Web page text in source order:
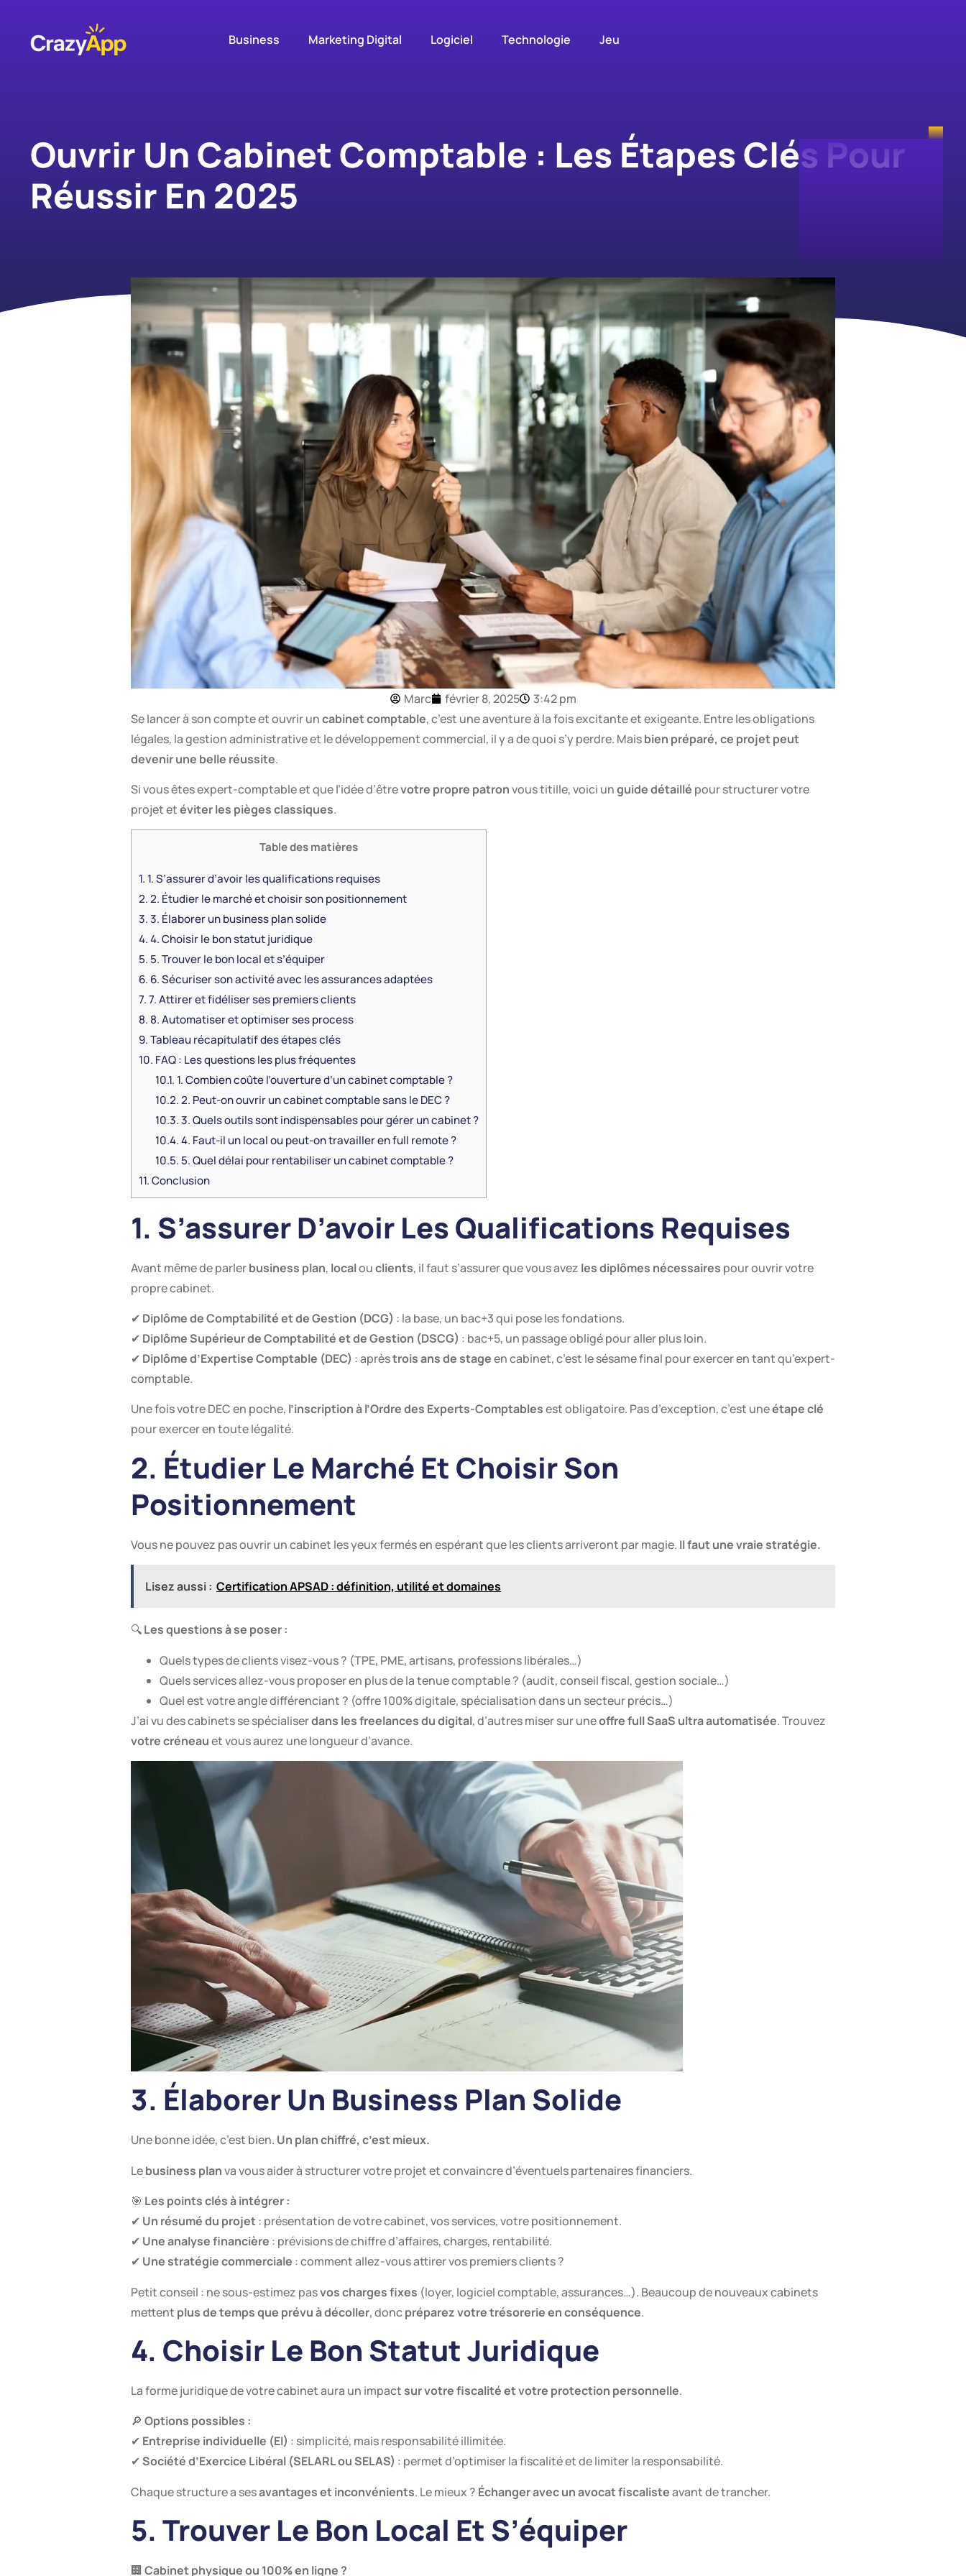
Business Marketing Digital Logiciel Technologie Jeu
Ouvrir Un Cabinet Comptable : Les Étapes Clés Pour
Réussir En 2025
Marc février 8, 2025
3:42 pm
Se lancer à son compte et ouvrir uncabinet comptable, c’est une aventure à la fois excitante et exigeante. Entre les obligations
légales, la gestion administrative et le développement commercial, il y a de quoi s’y perdre. Maisbien préparé, ce projet peut
devenir une belle réussite.
Si vous êtes expert-comptable et que l’idée d’êtrevotre propre patronvous titille, voici unguide détaillé pour structurer votre
projet etéviter les pièges classiques.
Table des matières
1. 1. S’assurer d’avoir les qualifications requises
2.2. Étudier le marché et choisir son positionnement
3.3. Élaborer un business plan solide
4.4. Choisir le bon statut juridique
5. 5. Trouver le bon local et s’équiper
6. 6. Sécuriser son activité avec les assurances adaptées
7.7. Attirer et fidéliser ses premiers clients
8. 8. Automatiser et optimiser ses process
9.Tableau récapitulatif des étapes clés
10. FAQ : Les questions les plus fréquentes
10.1. 1. Combien coûte l’ouverture d’un cabinet comptable ?
10.2.2. Peut-on ouvrir un cabinet comptable sans le DEC ?
10.3.3. Quels outils sont indispensables pour gérer un cabinet ?
10.4.4. Faut-il un local ou peut-on travailler en full remote ?
10.5. 5. Quel délai pour rentabiliser un cabinet comptable ?
11.Conclusion
1. S’assurer D’avoir Les Qualifications Requises
Avant même de parlerbusiness plan, localouclients, il faut s’assurer que vous avez les diplômes nécessaires pour ouvrir votre
propre cabinet.
✔ Diplôme de Comptabilité et de Gestion (DCG) : la base, un bac+3 qui pose les fondations.
✔ Diplôme Supérieur de Comptabilité et de Gestion (DSCG) : bac+5, un passage obligé pour aller plus loin.
✔ Diplôme d’Expertise Comptable (DEC) : aprèstrois ans de stageen cabinet, c’est le sésame final pour exercer en tant qu’expert-
comptable.
Une fois votre DEC en poche, l’inscription à l’Ordre des Experts-Comptablesest obligatoire. Pas d’exception, c’est uneétape clé
pour exercer en toute légalité.
2. Étudier Le Marché Et Choisir Son
Positionnement
Vous ne pouvez pas ouvrir un cabinet les yeux fermés en espérant que les clients arriveront par magie. Il faut une vraie stratégie.
Lisez aussi : Certification APSAD : définition, utilité et domaines
🔍Les questions à se poser :
Quels types de clients visez-vous ? (TPE, PME, artisans, professions libérales…)
Quels services allez-vous proposer en plus de la tenue comptable ? (audit, conseil fiscal, gestion sociale…)
Quel est votre angle différenciant ? (offre 100% digitale, spécialisation dans un secteur précis…)
J’ai vu des cabinets se spécialiserdans les freelances du digital, d’autres miser sur uneoffre full SaaS ultra automatisée. Trouvez
votre créneauet vous aurez une longueur d’avance.
3. Élaborer Un Business Plan Solide
Une bonne idée, c’est bien. Un plan chiffré, c’est mieux.
Lebusiness planva vous aider à structurer votre projet et convaincre d’éventuels partenaires financiers.
🎯 Les points clés à intégrer :
✔ Un résumé du projet: présentation de votre cabinet, vos services, votre positionnement.
✔ Une analyse financière : prévisions de chiffre d’affaires, charges, rentabilité.
✔ Une stratégie commerciale : comment allez-vous attirer vos premiers clients ?
Petit conseil : ne sous-estimez pasvos charges fixes (loyer, logiciel comptable, assurances…). Beaucoup de nouveaux cabinets
mettent plus de temps que prévu à décoller, doncpréparez votre trésorerie en conséquence.
4. Choisir Le Bon Statut Juridique
La forme juridique de votre cabinet aura un impact sur votre fiscalité et votre protection personnelle.
🔎 Options possibles :
✔ Entreprise individuelle (EI) : simplicité, mais responsabilité illimitée.
✔ Société d’Exercice Libéral (SELARL ou SELAS) : permet d’optimiser la fiscalité et de limiter la responsabilité.
Chaque structure a sesavantages et inconvénients. Le mieux ? Échanger avec un avocat fiscalisteavant de trancher.
5. Trouver Le Bon Local Et S’équiper
🏢 Cabinet physique ou 100% en ligne ?